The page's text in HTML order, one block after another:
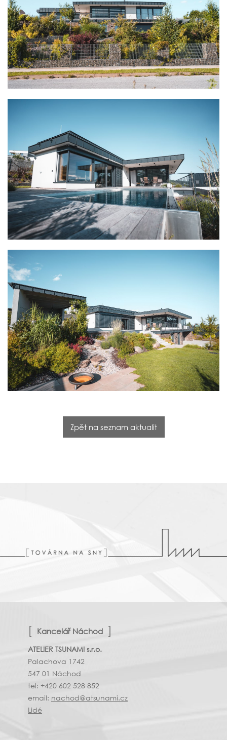
Zpět na seznam aktualit
Kancelář Náchod
ATELIER TSUNAMI s.r.o.
Palachova 1742
547 01 Náchod
tel: +420 602 528 852
email: nachod@atsunami.cz
Lidé